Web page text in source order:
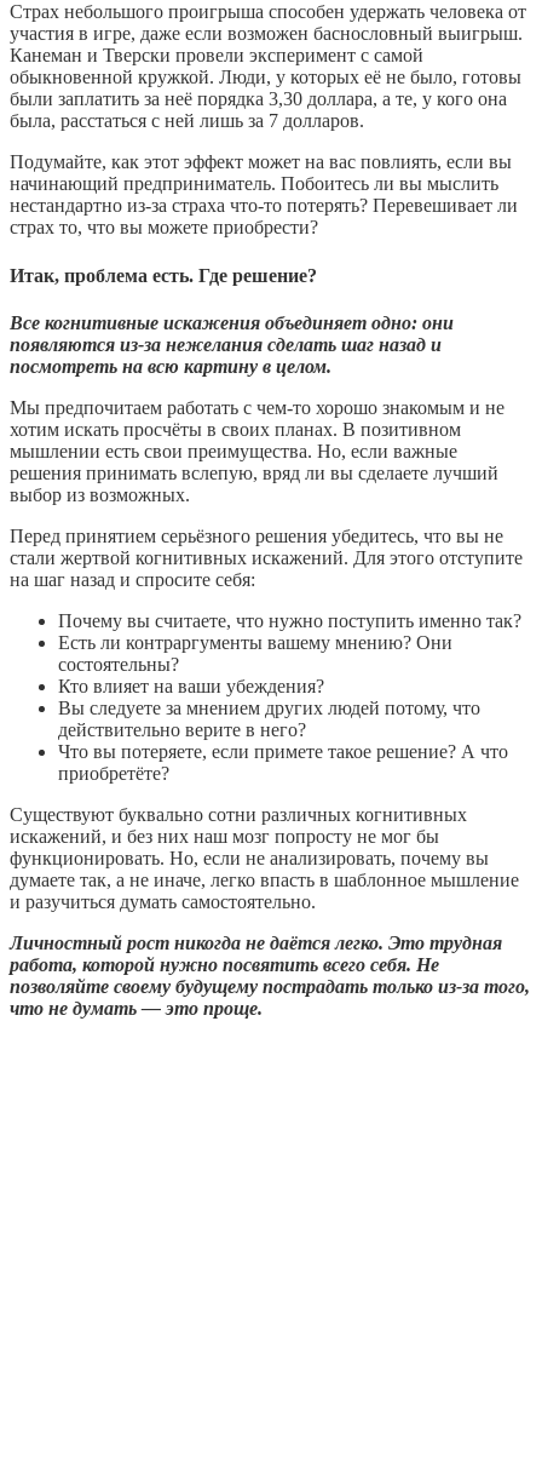
Страх небольшого проигрыша способен удержать человека от
участия в игре, даже если возможен баснословный выигрыш.
Канеман и Тверски провели эксперимент с самой
обыкновенной кружкой. Люди, у которых её не было, готовы
были заплатить за неё порядка 3,30 доллара, а те, у кого она
была, расстаться с ней лишь за 7 долларов.
Подумайте, как этот эффект может на вас повлиять, если вы
начинающий предприниматель. Побоитесь ли вы мыслить
нестандартно из-за страха что-то потерять? Перевешивает ли
страх то, что вы можете приобрести?
Итак, проблема есть. Где решение?
Все когнитивные искажения объединяет одно: они
появляются из-за нежелания сделать шаг назад и
посмотреть на всю картину в целом.
Мы предпочитаем работать с чем-то хорошо знакомым и не
хотим искать просчёты в своих планах. В позитивном
мышлении есть свои преимущества. Но, если важные
решения принимать вслепую, вряд ли вы сделаете лучший
выбор из возможных.
Перед принятием серьёзного решения убедитесь, что вы не
стали жертвой когнитивных искажений. Для этого отступите
на шаг назад и спросите себя:
Почему вы считаете, что нужно поступить именно так?
Есть ли контраргументы вашему мнению? Они
состоятельны?
Кто влияет на ваши убеждения?
Вы следуете за мнением других людей потому, что
действительно верите в него?
Что вы потеряете, если примете такое решение? А что
приобретёте?
Существуют буквально сотни различных когнитивных
искажений, и без них наш мозг попросту не мог бы
функционировать. Но, если не анализировать, почему вы
думаете так, а не иначе, легко впасть в шаблонное мышление
и разучиться думать самостоятельно.
Личностный рост никогда не даётся легко. Это трудная
работа, которой нужно посвятить всего себя. Не
позволяйте своему будущему пострадать только из-за того,
что не думать — это проще.